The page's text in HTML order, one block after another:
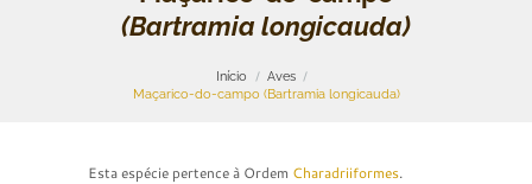
(Bartramia longicauda)
Início
Aves
Maçarico-do-campo (Bartramia longicauda)
Esta espécie pertence à Ordem Charadriiformes.